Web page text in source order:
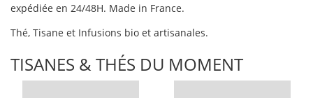
expédiée en 24/48H. Made in France.
Thé, Tisane et Infusions bio et artisanales.
TISANES & THÉS DU MOMENT